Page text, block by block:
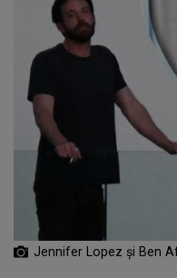
Jennifer Lopez și Ben